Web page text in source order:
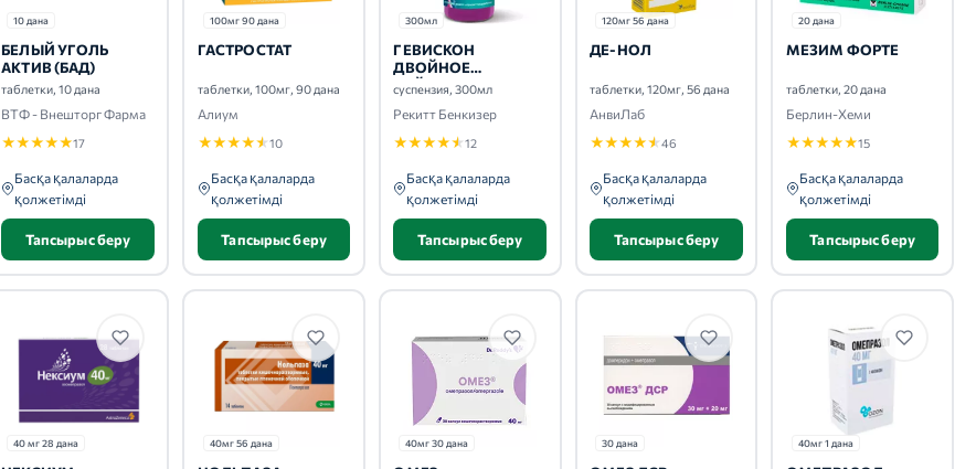
10 дана
БЕЛЫЙ УГОЛЬ
АКТИВ (БАД)
таблетки, 10 дана
ВТФ - Внешторг Фарма
★★★★★17
Басқа қалаларда
қолжетімді
Тапсырыс беру
100мг 90 дана
ГАСТРОСТАТ
таблетки, 100мг, 90 дана
Алиум
★★★★★10
Басқа қалаларда
қолжетімді
Тапсырыс беру
300мл
ГЕВИСКОН
ДВОЙНОЕ
ДЕЙСТВИЕ
суспензия, 300мл
Рекитт Бенкизер
★★★★★12
Басқа қалаларда
қолжетімді
Тапсырыс беру
120мг 56 дана
ДЕ-НОЛ
таблетки, 120мг, 56 дана
АнвиЛаб
★★★★★46
Басқа қалаларда
қолжетімді
Тапсырыс беру
20 дана
МЕЗИМ ФОРТЕ
таблетки, 20 дана
Берлин-Хеми
★★★★★15
Басқа қалаларда
қолжетімді
Тапсырыс беру
40 мг 28 дана 40мг 56 дана 40мг 30 дана 30 дана 40мг 1 дана